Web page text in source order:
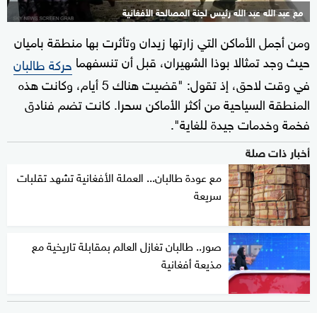
مع عبد الله عبد الله رئيس لجنة المصالحة الأفغانية
ومن أجمل الأماكن التي زارتها زيدان وتأثرت بها منطقة باميان
حيث وجد تمثالا بوذا الشهيران، قبل أن تنسفهما حركة طالبان
في وقت لاحق، إذ تقول: "قضيت هناك 5 أيام، وكانت هذه
المنطقة السياحية من أكثر الأماكن سحرا. كانت تضم فنادق
فخمة وخدمات جيدة للغاية".
أخبار ذات صلة
مع عودة طالبان... العملة الأفغانية تشهد تقلبات
سريعة
صور.. طالبان تغازل العالم بمقابلة تاريخية مع
مذيعة أفغانية